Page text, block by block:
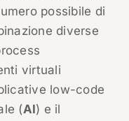
possibile di
diverse
virtuali
low-code
(AI) e il